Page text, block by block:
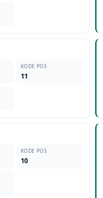
KODE POS
11
KODE POS
10